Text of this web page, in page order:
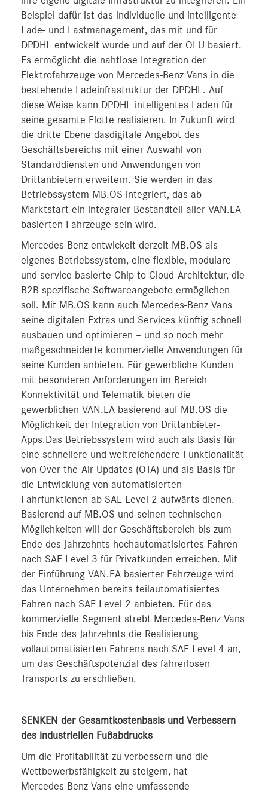
Beispiel dafür ist das individuelle und intelligente
Lade- und Lastmanagement, das mit und für
DPDHL entwickelt wurde und auf der OLU basiert.
Es ermöglicht die nahtlose Integration der
Elektrofahrzeuge von Mercedes-Benz Vans in die
bestehende Ladeinfrastruktur der DPDHL. Auf
diese Weise kann DPDHL intelligentes Laden für
seine gesamte Flotte realisieren. In Zukunft wird
die dritte Ebene dasdigitale Angebot des
Geschäftsbereichs mit einer Auswahl von
Standarddiensten und Anwendungen von
Drittanbietern erweitern. Sie werden in das
Betriebssystem MB.OS integriert, das ab
Marktstart ein integraler Bestandteil aller VAN.EA-
basierten Fahrzeuge sein wird.
Mercedes‑Benz entwickelt derzeit MB.OS als
eigenes Betriebssystem, eine flexible, modulare
und service-basierte Chip-to-Cloud-Architektur, die
B2B-spezifische Softwareangebote ermöglichen
soll. Mit MB.OS kann auch Mercedes-Benz Vans
seine digitalen Extras und Services künftig schnell
ausbauen und optimieren – und so noch mehr
maßgeschneiderte kommerzielle Anwendungen für
seine Kunden anbieten. Für gewerbliche Kunden
mit besonderen Anforderungen im Bereich
Konnektivität und Telematik bieten die
gewerblichen VAN.EA basierend auf MB.OS die
Möglichkeit der Integration von Drittanbieter-
Apps.Das Betriebssystem wird auch als Basis für
eine schnellere und weitreichendere Funktionalität
von Over-the-Air-Updates (OTA) und als Basis für
die Entwicklung von automatisierten
Fahrfunktionen ab SAE Level 2 aufwärts dienen.
Basierend auf MB.OS und seinen technischen
Möglichkeiten will der Geschäftsbereich bis zum
Ende des Jahrzehnts hochautomatisiertes Fahren
nach SAE Level 3 für Privatkunden erreichen. Mit
der Einführung VAN.EA basierter Fahrzeuge wird
das Unternehmen bereits teilautomatisiertes
Fahren nach SAE Level 2 anbieten. Für das
kommerzielle Segment strebt Mercedes‑Benz Vans
bis Ende des Jahrzehnts die Realisierung
vollautomatisierten Fahrens nach SAE Level 4 an,
um das Geschäftspotenzial des fahrerlosen
Transports zu erschließen.
SENKEN der Gesamtkostenbasis und Verbessern
des industriellen Fußabdrucks
Um die Profitabilität zu verbessern und die
Wettbewerbsfähigkeit zu steigern, hat
Mercedes‑Benz Vans eine umfassende